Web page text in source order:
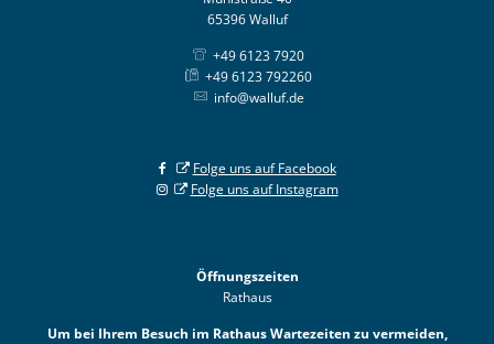
65396 Walluf
+49 6123 7920
+49 6123 792260
info@walluf.de
Folge uns auf Facebook
Folge uns auf Instagram
Öffnungszeiten
Rathaus
Um bei Ihrem Besuch im Rathaus Wartezeiten zu vermeiden,